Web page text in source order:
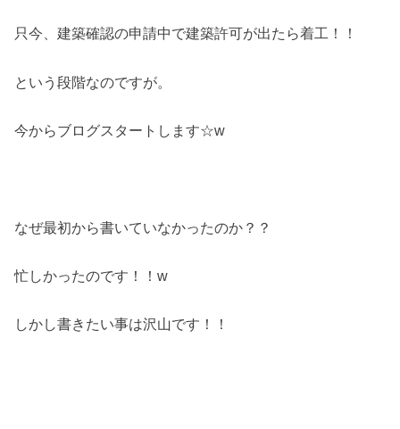
只今、建築確認の申請中で建築許可が出たら着工！！
という段階なのですが。
今からブログスタートします☆w
なぜ最初から書いていなかったのか？？
忙しかったのです！！w
しかし書きたい事は沢山です！！